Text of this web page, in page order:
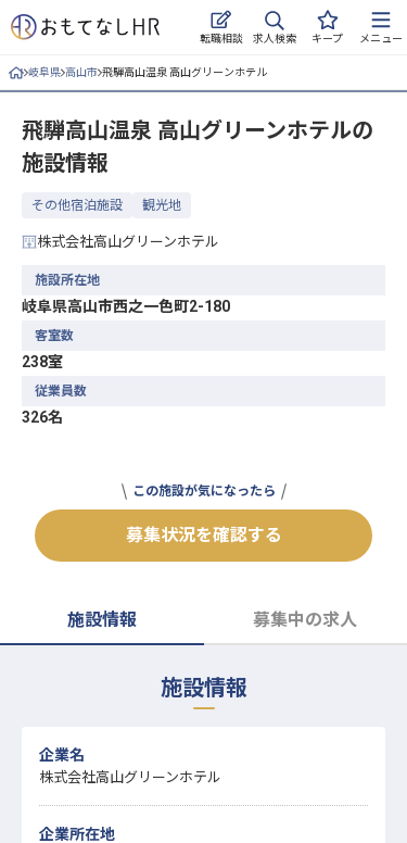
転職相談 求人検索 キープ メニュー
ログイン
求人・施設を探す
おもてなしHRについて
ご利用の流れ
よくある質問
無料 転職サポートに申し込む
岐阜県 高山市 飛騨高山温泉 高山グリーンホテル
飛騨高山温泉 高山グリーンホテルの
施設情報
その他宿泊施設 観光地
株式会社高山グリーンホテル
施設所在地
岐阜県高山市西之一色町2-180
客室数
238室
従業員数
326名
この施設が気になったら
募集状況を確認する
施設情報 募集中の求人
施設情報
企業名
株式会社高山グリーンホテル
企業所在地